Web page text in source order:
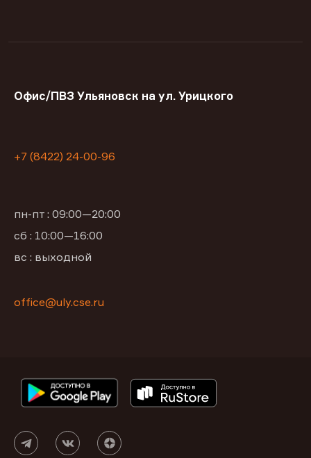
Офис/ПВЗ Ульяновск на ул. Урицкого
+7 (8422) 24-00-96
пн-пт : 09:00—20:00
сб : 10:00—16:00
вс : выходной
office@uly.cse.ru